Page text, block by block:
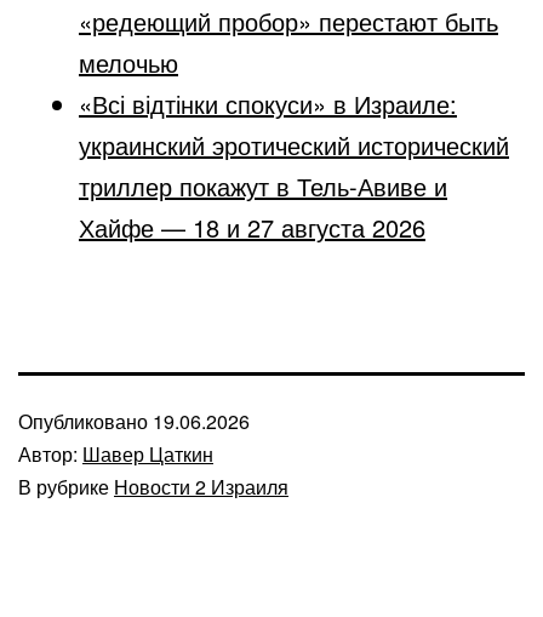
«редеющий пробор» перестают быть
мелочью
«Всі відтінки спокуси» в Израиле:
украинский эротический исторический
триллер покажут в Тель-Авиве и
Хайфе — 18 и 27 августа 2026
Опубликовано 19.06.2026
Автор: Шавер Цаткин
В рубрике Новости 2 Израиля